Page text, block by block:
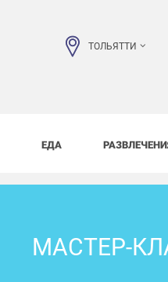
ТОЛЬЯТТИ
ЕДА
МАСТЕР-